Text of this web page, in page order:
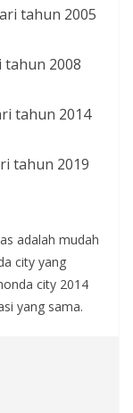
tahun 2005
tahun 2008
tahun 2014
tahun 2019
adalah mudah
city yang
city 2014
yang sama.